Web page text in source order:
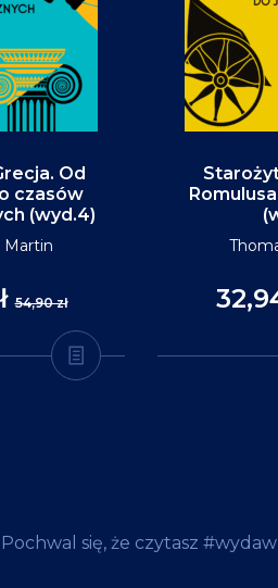
Od
czasów
(wyd.4)
Martin
54,90 zł
Pochwal się, że czytasz